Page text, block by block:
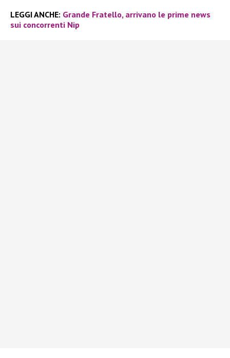
LEGGI ANCHE: Grande Fratello, arrivano le prime news
sui concorrenti Nip